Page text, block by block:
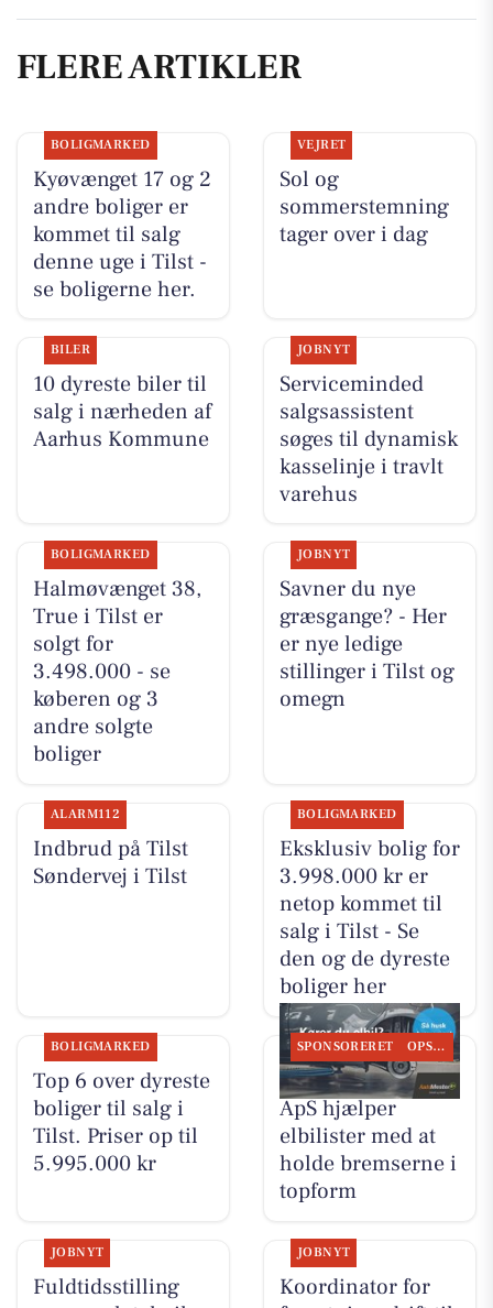
FLERE ARTIKLER
BOLIGMARKED
Kyøvænget 17 og 2
andre boliger er
kommet til salg
denne uge i Tilst -
se boligerne her.
VEJRET
Sol og
sommerstemning
tager over i dag
BILER
10 dyreste biler til
salg i nærheden af
Aarhus Kommune
JOBNYT
Serviceminded
salgsassistent
søges til dynamisk
kasselinje i travlt
varehus
BOLIGMARKED
Halmøvænget 38,
True i Tilst er
solgt for
3.498.000 - se
køberen og 3
andre solgte
boliger
JOBNYT
Savner du nye
græsgange? - Her
er nye ledige
stillinger i Tilst og
omegn
ALARM112
Indbrud på Tilst
Søndervej i Tilst
BOLIGMARKED
Eksklusiv bolig for
3.998.000 kr er
netop kommet til
salg i Tilst - Se
den og de dyreste
boliger her
BOLIGMARKED
Top 6 over dyreste
boliger til salg i
Tilst. Priser op til
5.995.000 kr
SPONSORERET OPSLAGSTAVLEN
Tilst Auto Aarhus
ApS hjælper
elbilister med at
holde bremserne i
topform
JOBNYT
Fuldtidsstilling
JOBNYT
Koordinator for